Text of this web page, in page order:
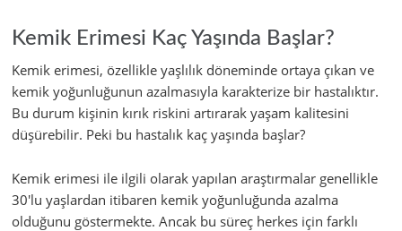
Kemik Erimesi Kaç Yaşında Başlar?
Kemik erimesi, özellikle yaşlılık döneminde ortaya çıkan ve
kemik yoğunluğunun azalmasıyla karakterize bir hastalıktır.
Bu durum kişinin kırık riskini artırarak yaşam kalitesini
düşürebilir. Peki bu hastalık kaç yaşında başlar?
Kemik erimesi ile ilgili olarak yapılan araştırmalar genellikle
30'lu yaşlardan itibaren kemik yoğunluğunda azalma
olduğunu göstermekte. Ancak bu süreç herkes için farklı